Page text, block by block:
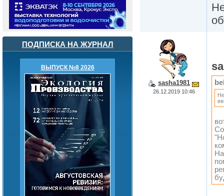
ПОДПИСКА НА ЖУРНАЛ
ВЫПУСК №8 2026
sasha1981
26.12.2019 10:46